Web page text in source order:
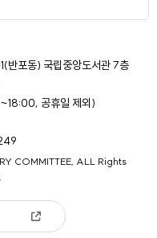
반포동) 국립중앙도서관 7층
공휴일 제외)
COMMITTEE, ALL Rights